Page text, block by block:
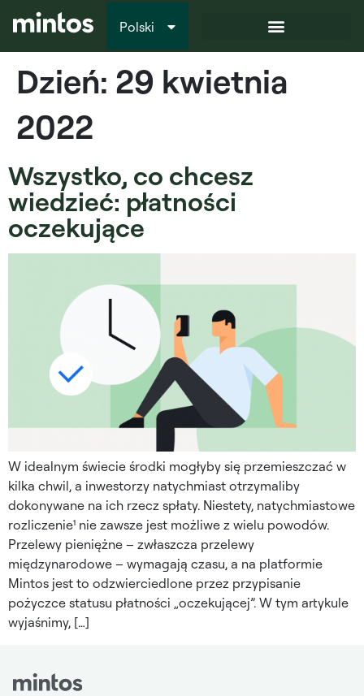
Polski
Italiano
Dzień: 29 kwietnia
2022
Wszystko, co chcesz
wiedzieć: płatności
oczekujące
W idealnym świecie środki mogłyby się przemieszczać w
kilka chwil, a inwestorzy natychmiast otrzymaliby
dokonywane na ich rzecz spłaty. Niestety, natychmiastowe
rozliczenie¹ nie zawsze jest możliwe z wielu powodów.
Przelewy pieniężne – zwłaszcza przelewy
międzynarodowe – wymagają czasu, a na platformie
Mintos jest to odzwierciedlone przez przypisanie
pożyczce statusu płatności „oczekującej”. W tym artykule
wyjaśnimy, […]